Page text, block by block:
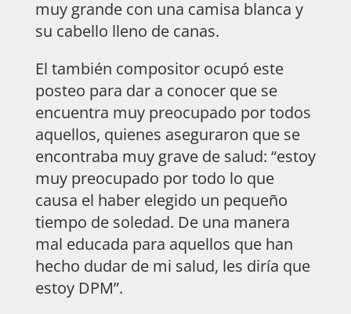
muy grande con una camisa blanca y
su cabello lleno de canas.
El también compositor ocupó este
posteo para dar a conocer que se
encuentra muy preocupado por todos
aquellos, quienes aseguraron que se
encontraba muy grave de salud: “estoy
muy preocupado por todo lo que
causa el haber elegido un pequeño
tiempo de soledad. De una manera
mal educada para aquellos que han
hecho dudar de mi salud, les diría que
estoy DPM”.